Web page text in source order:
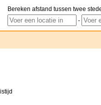
Bereken afstand tussen twee
-